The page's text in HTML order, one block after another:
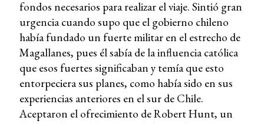
fondos necesarios para realizar el viaje. Sintió gran
urgencia cuando supo que el gobierno chileno
había fundado un fuerte militar en el estrecho de
Magallanes, pues él sabía de la influencia católica
que esos fuertes significaban y temía que esto
entorpeciera sus planes, como había sido en sus
experiencias anteriores en el sur de Chile.
Aceptaron el ofrecimiento de Robert Hunt, un